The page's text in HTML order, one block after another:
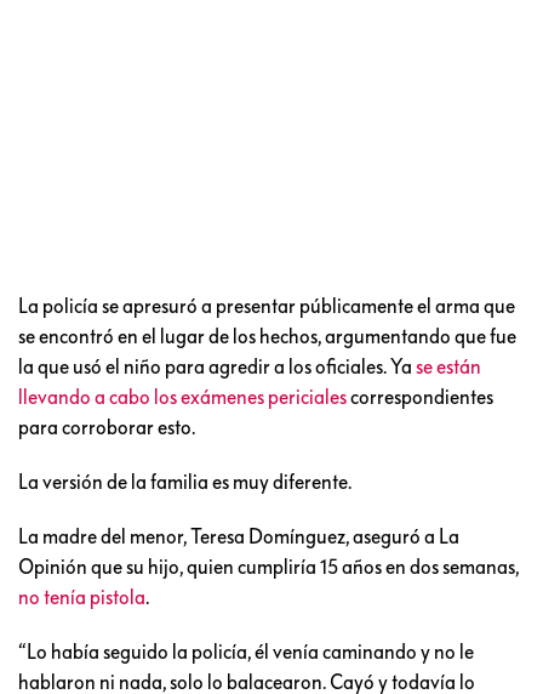
La policía se apresuró a presentar públicamente el arma que
se encontró en el lugar de los hechos, argumentando que fue
la que usó el niño para agredir a los oficiales. Ya se están
llevando a cabo los exámenes pericialescorrespondientes
para corroborar esto.
La versión de la familia es muy diferente.
La madre del menor, Teresa Domínguez, aseguró a La
Opinión que su hijo, quien cumpliría 15 años en dos semanas,
no tenía pistola.
“Lo había seguido la policía, él venía caminando y no le
hablaron ni nada, solo lo balacearon. Cayó y todavía lo